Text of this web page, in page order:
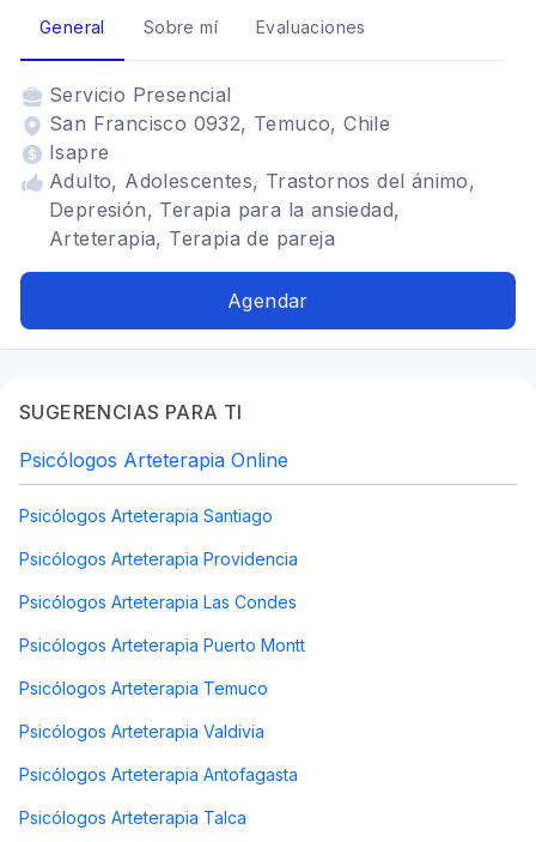
General Sobre mí Evaluaciones
Servicio Presencial
San Francisco 0932, Temuco, Chile
Isapre
Adulto, Adolescentes, Trastornos del ánimo,
Depresión, Terapia para la ansiedad,
Arteterapia, Terapia de pareja
Agendar
SUGERENCIAS PARA TI
Psicólogos Arteterapia Online
Psicólogos Arteterapia Santiago
Psicólogos Arteterapia Providencia
Psicólogos Arteterapia Las Condes
Psicólogos Arteterapia Puerto Montt
Psicólogos Arteterapia Temuco
Psicólogos Arteterapia Valdivia
Psicólogos Arteterapia Antofagasta
Psicólogos Arteterapia Talca